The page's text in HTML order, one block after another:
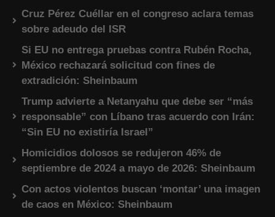
Cruz Pérez Cuéllar en el congreso aclara temas
sobre adeudo del ISR
Si EU no entrega pruebas contra Rubén Rocha,
México rechazará solicitud con fines de
extradición: Sheinbaum
Trump advierte a Netanyahu que debe ser “más
responsable” con Líbano tras acuerdo con Irán:
“Sin EU no existiría Israel”
Homicidios dolosos se redujeron 46% de
septiembre de 2024 a mayo de 2026: Sheinbaum
Con actos violentos buscan ‘montar’ una imagen
de caos en México: Sheinbaum